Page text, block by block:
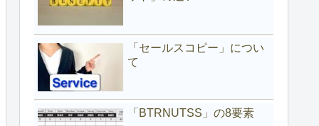
「セールスコピー」につい
て
「BTRNUTSS」の8要素